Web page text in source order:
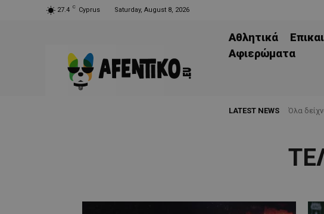
27.4 C Cyprus Saturday, August 8, 2026
Αθλητικά
Aφιερώματα
LATEST NEWS Όλα